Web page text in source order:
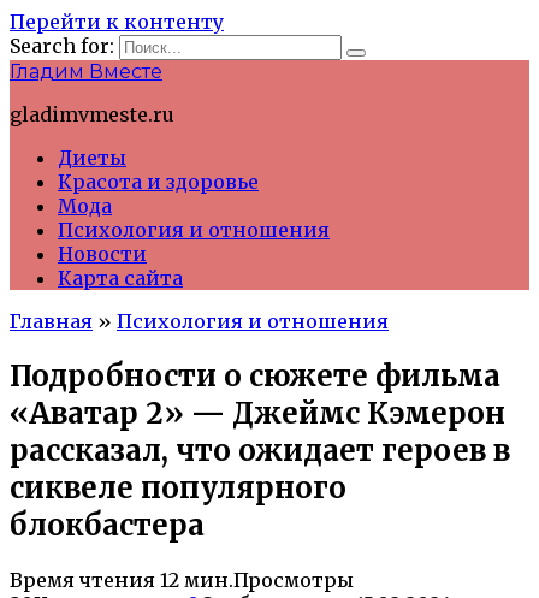
Перейти к контенту
Search for:
Гладим Вместе
gladimvmeste.ru
Диеты
Красота и здоровье
Мода
Психология и отношения
Новости
Карта сайта
Главная » Психология и отношения
Подробности о сюжете фильма
«Аватар 2» — Джеймс Кэмерон
рассказал, что ожидает героев в
сиквеле популярного
блокбастера
Время чтения 12 мин.Просмотры